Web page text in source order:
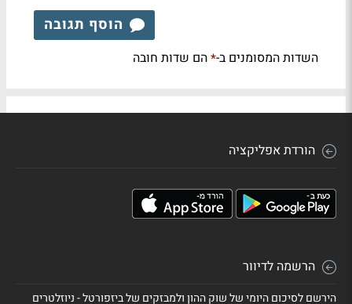
הוסף תגובה
השדות המסומנים ב-*הם שדות חובה
הורדת אפליקציה
הרשמה לדיוור
הירשם לסיכום היומי של שוק ההון ולמבזקים של ביזפורטל - ניוזלטרים